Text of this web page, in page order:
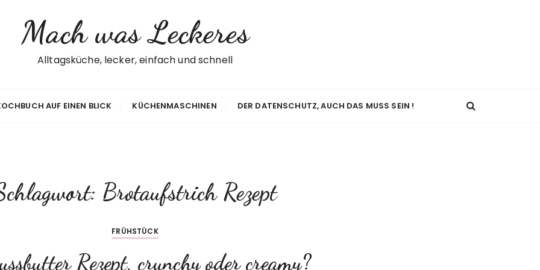
Mach was Leckeres
Alltagsküche, lecker, einfach und schnell
AUF EINEN BLICK KÜCHENMASCHINEN DER DATENSCHUTZ, AUCH DAS MUSS SEIN !
Brotaufstrich Rezept
FRÜHSTÜCK
Rezept, crunchy oder creamy?